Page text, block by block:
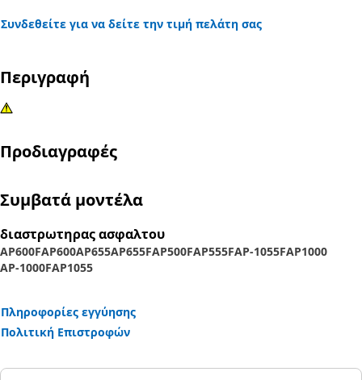
Συνδεθείτε για να δείτε την τιμή πελάτη σας
Περιγραφή
Προδιαγραφές
Συμβατά μοντέλα
διαστρωτηρας ασφαλτου
AP600FAP600AP655AP655FAP500FAP555FAP-1055FAP1000
AP-1000FAP1055
Πληροφορίες εγγύησης
Πολιτική Επιστροφών